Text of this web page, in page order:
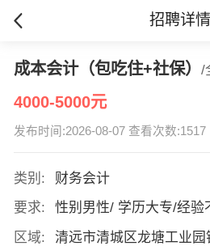
招聘详情
成本会计（包吃住+社保） /
4000-5000元
发布时间:2026-08-07 查看次数:1517
类别:
财务会计
要求:
性别男性/ 学历大专/经验
区域:
清远市清城区龙塘工业园